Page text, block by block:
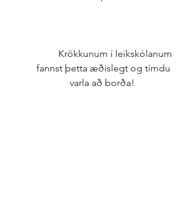
fannst þetta æðislegt og tímdu
varla að borða!